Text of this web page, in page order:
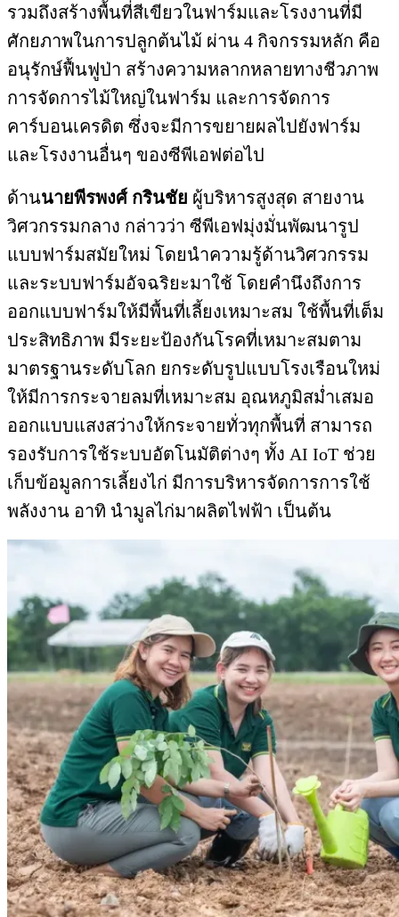
รวมถึงสร้างพื้นที่สีเขียวในฟาร์มและโรงงานที่มี
ศักยภาพในการปลูกต้นไม้ ผ่าน 4 กิจกรรมหลัก คือ
อนุรักษ์ฟื้นฟูป่า สร้างความหลากหลายทางชีวภาพ
การจัดการไม้ใหญ่ในฟาร์ม และการจัดการ
คาร์บอนเครดิต ซึ่งจะมีการขยายผลไปยังฟาร์ม
และโรงงานอื่นๆ ของซีพีเอฟต่อไป
ด้านนายพีรพงศ์ กรินชัย ผู้บริหารสูงสุด สายงาน
วิศวกรรมกลาง กล่าวว่า ซีพีเอฟมุ่งมั่นพัฒนารูป
แบบฟาร์มสมัยใหม่ โดยนำความรู้ด้านวิศวกรรม
และระบบฟาร์มอัจฉริยะมาใช้ โดยคำนึงถึงการ
ออกแบบฟาร์มให้มีพื้นที่เลี้ยงเหมาะสม ใช้พื้นที่เต็ม
ประสิทธิภาพ มีระยะป้องกันโรคที่เหมาะสมตาม
มาตรฐานระดับโลก ยกระดับรูปแบบโรงเรือนใหม่
ให้มีการกระจายลมที่เหมาะสม อุณหภูมิสม่ำเสมอ
ออกแบบแสงสว่างให้กระจายทั่วทุกพื้นที่ สามารถ
รองรับการใช้ระบบอัตโนมัติต่างๆ ทั้ง AI IoT ช่วย
เก็บข้อมูลการเลี้ยงไก่ มีการบริหารจัดการการใช้
พลังงาน อาทิ นำมูลไก่มาผลิตไฟฟ้า เป็นต้น